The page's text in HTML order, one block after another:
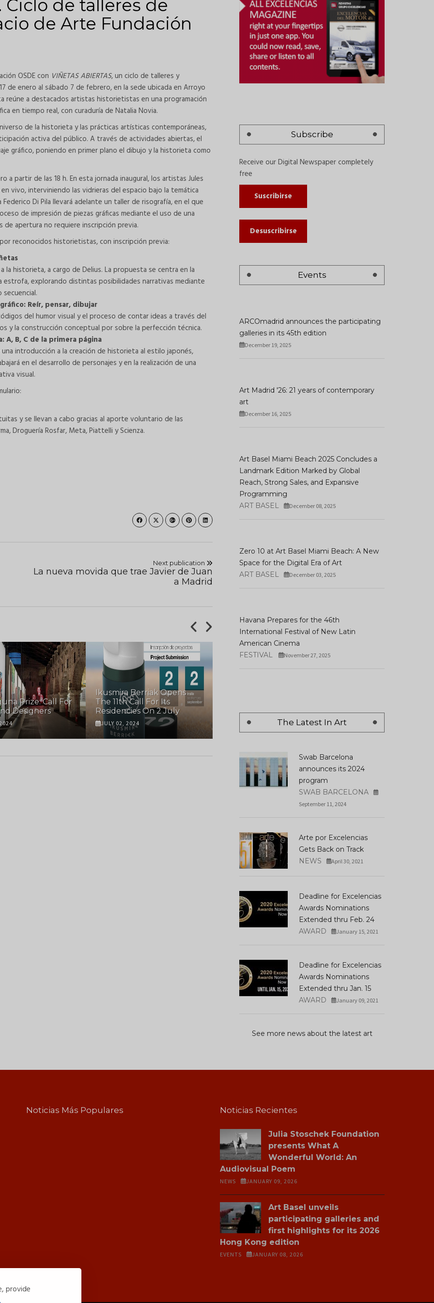
provide
Ciclo de talleres de
de Arte Fundación
OSDE con VIÑETAS ABIERTAS, un ciclo de talleres y
de enero al sábado 7 de febrero, en la sede ubicada en Arroyo
reúne a destacados artistas historietistas en una programación
en tiempo real, con curaduría de Natalia Novia.
de la historieta y las prácticas artísticas contemporáneas,
activa del público. A través de actividades abiertas, el
gráfico, poniendo en primer plano el dibujo y la historieta como
a partir de las 18 h. En esta jornada inaugural, los artistas Jules
vivo, interviniendo las vidrieras del espacio bajo la temática
Di Pila llevará adelante un taller de risografía, en el que
de impresión de piezas gráficas mediante el uso de una
de apertura no requiere inscripción previa.
reconocidos historietistas, con inscripción previa:
la historieta, a cargo de Delius. La propuesta se centra en la
explorando distintas posibilidades narrativas mediante
Reír, pensar, dibujar
del humor visual y el proceso de contar ideas a través del
y la construcción conceptual por sobre la perfección técnica.
A, B, C de la primera página
introducción a la creación de historieta al estilo japonés,
en el desarrollo de personajes y en la realización de una
visual.
y se llevan a cabo gracias al aporte voluntario de las
Droguería Rosfar, Meta, Piattelli y Scienza.
Next publication
La nueva movida que trae Javier de Juan
a Madrid
Prize: Call For
Designers
Ikusmira Berriak Opens
The 11th Call For Its
Residencies On 2 July
JULY 02, 2024
Submissions
JUNE 04, 2024
Forum
APRIL 21, 2025
Subscribe
Receive our Digital Newspaper completely
free
Suscribirse
Desuscribirse
Events
ARCOmadrid announces the participating
galleries in its 45th edition
December 19, 2025
Art Madrid '26: 21 years of contemporary
art
December 16, 2025
Art Basel Miami Beach 2025 Concludes a
Landmark Edition Marked by Global
Reach, Strong Sales, and Expansive
Programming
ART BASEL
December 08, 2025
Zero 10 at Art Basel Miami Beach: A New
Space for the Digital Era of Art
ART BASEL
December 03, 2025
Havana Prepares for the 46th
International Festival of New Latin
American Cinema
FESTIVAL
November 27, 2025
The Latest In Art
Swab Barcelona
announces its 2024
program
SWAB BARCELONA
September 11, 2024
Arte por Excelencias
Gets Back on Track
NEWS
April 30, 2021
Deadline for Excelencias
Awards Nominations
Extended thru Feb. 24
AWARD
January 15, 2021
Deadline for Excelencias
Awards Nominations
Extended thru Jan. 15
AWARD
January 09, 2021
See more news about the latest art
Noticias Más Populares Noticias Recientes
Julia Stoschek Foundation
presents What A
Wonderful World: An
Audiovisual Poem
NEWS JANUARY 09, 2026
Art Basel unveils
participating galleries and
first highlights for its 2026
Hong Kong edition
EVENTS JANUARY 08, 2026